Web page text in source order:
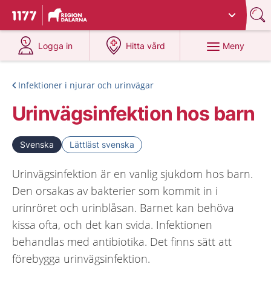
Till startsidan för 1177
Du har valt region
Logga in
på 1177.se
Hitta vård
på 1177.se
Meny
Infektioner i njurar och urinvägar
Urinvägsinfektion hos barn
Svenska Lättläst svenska
Urinvägsinfektion är en vanlig sjukdom hos barn.
Den orsakas av bakterier som kommit in i
urinröret och urinblåsan. Barnet kan behöva
kissa ofta, och det kan svida. Infektionen
behandlas med antibiotika. Det finns sätt att
förebygga urinvägsinfektion.